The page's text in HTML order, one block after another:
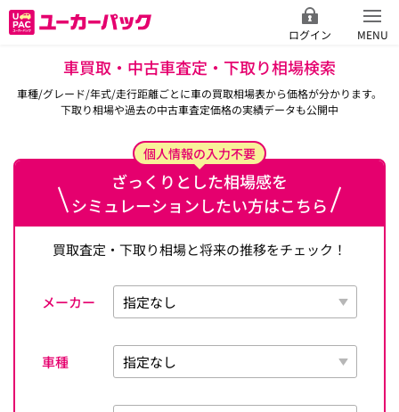
ログイン MENU
車買取・中古車査定・下取り相場検索
車種/グレード/年式/走行距離ごとに車の買取相場表から価格が分かります。
下取り相場や過去の中古車査定価格の実績データも公開中
ざっくりとした相場感を
シミュレーションしたい方はこちら
個人情報の入力不要
買取査定・下取り相場と将来の推移をチェック！
メーカー
車種